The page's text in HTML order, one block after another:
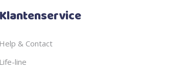
Klantenservice
Help & Contact
Life-line